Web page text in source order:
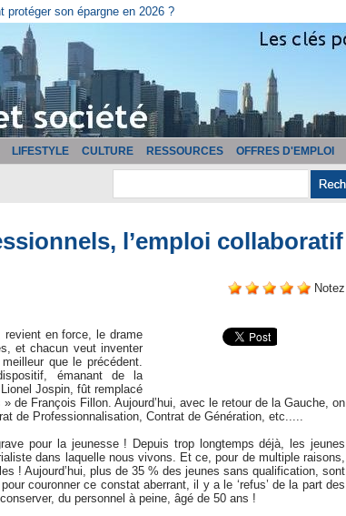
facturation ?
LIFESTYLE CULTURE RESSOURCES OFFRES D'EMPLOI
l’emploi collaboratif
Notez
revient en force, le drame
et chacun veut inventer
que le précédent.
émanant de la
Jospin, fût remplacé
de François Fillon. Aujourd’hui, avec le retour de la Gauche, on
de Professionnalisation, Contrat de Génération, etc.....
pour la jeunesse ! Depuis trop longtemps déjà, les jeunes
dans laquelle nous vivons. Et ce, pour de multiple raisons,
! Aujourd’hui, plus de 35 % des jeunes sans qualification, sont
couronner ce constat aberrant, il y a le ‘refus’ de la part des
du personnel à peine, âgé de 50 ans !